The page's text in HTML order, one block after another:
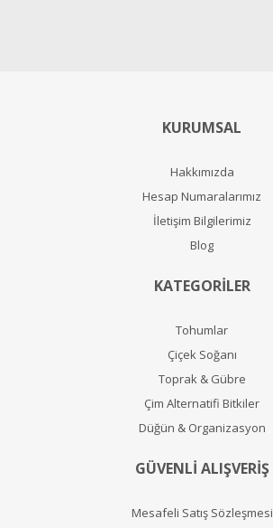
KURUMSAL
Hakkımızda
Hesap Numaralarımız
İletişim Bilgilerimiz
Blog
KATEGORİLER
Tohumlar
Çiçek Soğanı
Toprak & Gübre
Çim Alternatifi Bitkiler
Düğün & Organizasyon
GÜVENLİ ALIŞVERİŞ
Mesafeli Satış Sözleşmesi